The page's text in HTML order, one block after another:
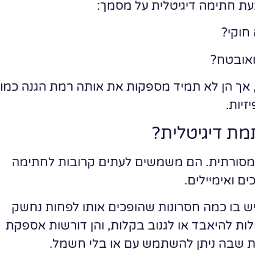
חתימה דיגיטלית על מסמך:
אך הן לא תמיד מספקות את אותה רמת הגנה כמו
דיגיטלית?
מסורתית. הם משמשים לעתים קרובות לחתימה
ואימיילים.
יש בו כמה חסרונות שהופכים אותו לפחות נחשק
להיאבד או לגנוב בקלות, והן דורשות אספקת
שבה ניתן להשתמש עם או בלי חשמל.